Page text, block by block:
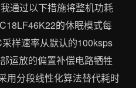
通过以下措施将整机功耗
的休眠模式每
样速率从默认的100ksps
运放的偏置补偿电路牺牲
用分段线性化算法替代耗时